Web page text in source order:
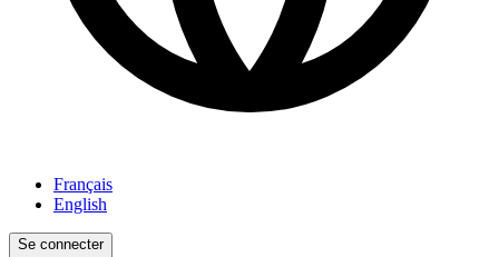
Français
English
Se connecter